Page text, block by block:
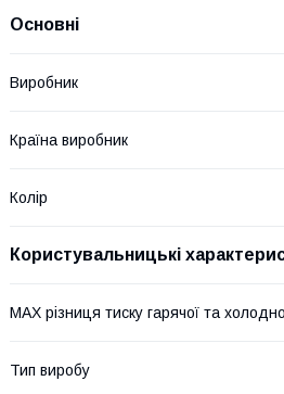
Основні
Виробник
Країна виробник
Колір
Користувальницькі
MAX різниця тиску гарячої та
Тип виробу